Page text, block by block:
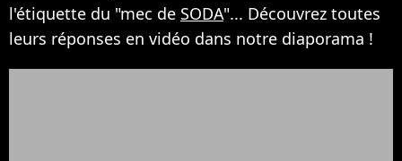
l'étiquette du "mec de SODA"... Découvrez toutes
leurs réponses en vidéo dans notre diaporama !